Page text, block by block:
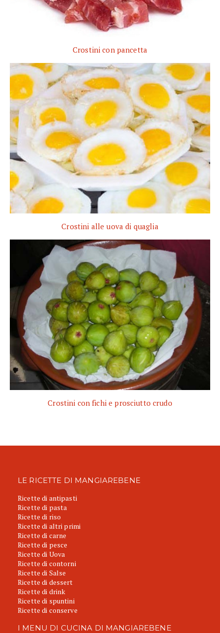
Crostini con pancetta
Crostini alle uova di quaglia
Crostini con fichi e prosciutto crudo
LE RICETTE DI MANGIAREBENE
Ricette di antipasti
Ricette di pasta
Ricette di riso
Ricette di altri primi
Ricette di carne
Ricette di pesce
Ricette di Uova
Ricette di contorni
Ricette di Salse
Ricette di dessert
Ricette di drink
Ricette di spuntini
Ricette di conserve
I MENU DI CUCINA DI MANGIAREBENE